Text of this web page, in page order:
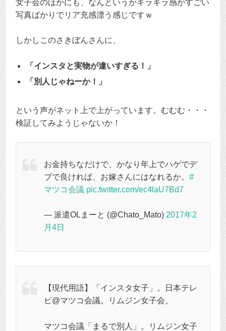
女子会のほかにも、なんというかキラキラ感がすごい
写真ばかりでリア充感漂う感じですｗ
しかしこのさきぼんさんに、
「インスタと実物が違いすぎる！」
「別人じゃねーか！」
という声がネット上で上がっています。むむむ・・・
検証してみようじゃないか！
お金持ちなだけで、かなり年上でハゲでデ
ブで良ければ、お嫁さんにはなれるか。 #
マツコ会議 pic.twitter.com/ec4laU7Bd7
— 派遣OLまーと (@Chato_Mato) 2017年2
月4日
【現代用語】「インスタ女子」。日本テレ
ビ@マツコ会議。リムジン女子会。
マツコ会議「まるで別人」。リムジン女子